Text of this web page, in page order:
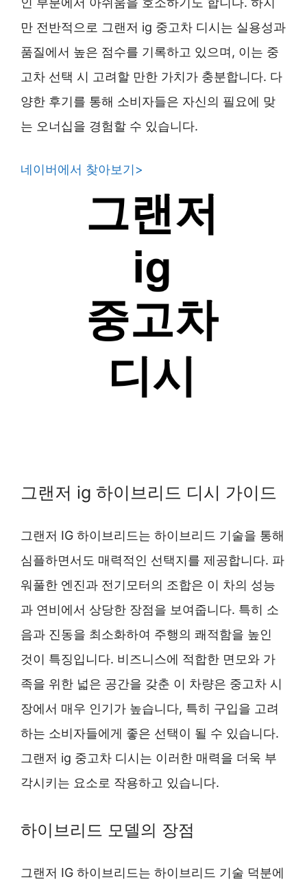
만 전반적으로 그랜저 ig 중고차 디시는 실용성과
품질에서 높은 점수를 기록하고 있으며, 이는 중
고차 선택 시 고려할 만한 가치가 충분합니다. 다
양한 후기를 통해 소비자들은 자신의 필요에 맞
는 오너십을 경험할 수 있습니다.
네이버에서 찾아보기>
그랜저 ig 하이브리드 디시 가이드
그랜저 IG 하이브리드는 하이브리드 기술을 통해
심플하면서도 매력적인 선택지를 제공합니다. 파
워풀한 엔진과 전기모터의 조합은 이 차의 성능
과 연비에서 상당한 장점을 보여줍니다. 특히 소
음과 진동을 최소화하여 주행의 쾌적함을 높인
것이 특징입니다. 비즈니스에 적합한 면모와 가
족을 위한 넓은 공간을 갖춘 이 차량은 중고차 시
장에서 매우 인기가 높습니다, 특히 구입을 고려
하는 소비자들에게 좋은 선택이 될 수 있습니다.
그랜저 ig 중고차 디시는 이러한 매력을 더욱 부
각시키는 요소로 작용하고 있습니다.
하이브리드 모델의 장점
그랜저 IG 하이브리드는 하이브리드 기술 덕분에